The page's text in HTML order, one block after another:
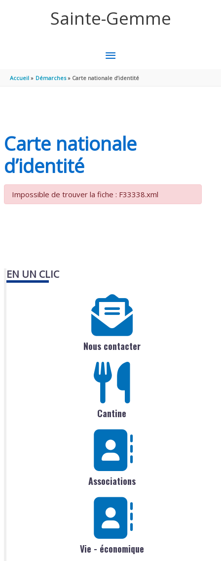
Sainte-Gemme
MENU
PRINCIPAL
Accueil Démarches Carte nationale d’identité
Carte nationale
d’identité
Impossible de trouver la fiche : F33338.xml
EN UN CLIC
Nous contacter
Cantine
Associations
Vie - économique